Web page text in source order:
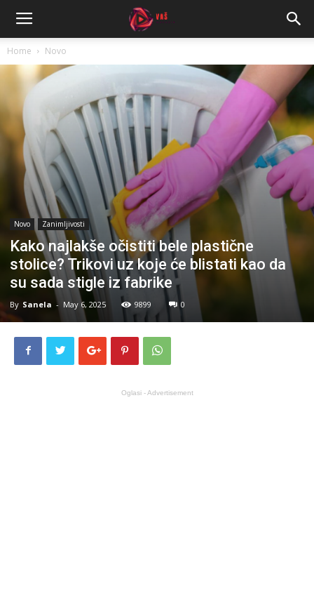
Home Novo
Novo Zanimljivosti
Kako najlakše očistiti bele plastične
stolice? Trikovi uz koje će blistati kao da
su sada stigle iz fabrike
By Sanela - May 6, 2025 9899 0
Oglasi - Advertisement